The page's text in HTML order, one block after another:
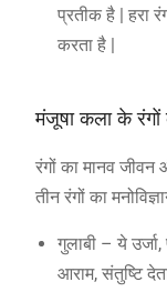
प्रतीक है | हरा
करता है |
मंजूषा कला के रंगों
रंगों का मानव जीवन
तीन रंगों का
गुलाबी – ये
आराम, संतुष्टि